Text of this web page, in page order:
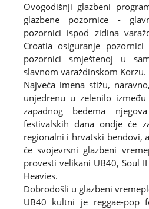
Ovogodišnji glazbeni
glazbene pozornice -
pozornici ispod zidina
Croatia osiguranje
pozornici smještenoj u
slavnom varaždinskom Korzu.
Najveća imena stižu,
unjedrenu u zelenilo
zapadnog bedema
festivalskih dana ondje će
regionalni i hrvatski bendovi,
će svojevrsni glazbeni
provesti velikani UB40, Soul
Heavies.
Dobrodošli u glazbeni
UB40 kultni je reggae-